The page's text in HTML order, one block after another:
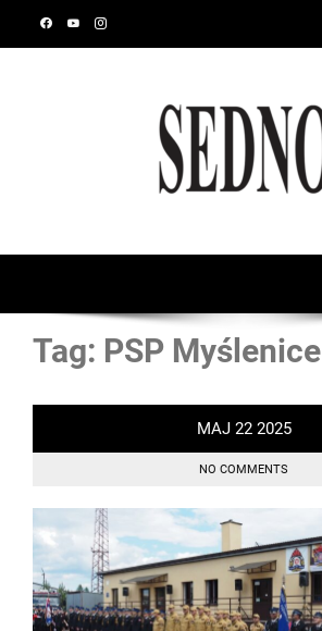
Tag: PSP Myślenice
MAJ 22 2025
NO COMMENTS